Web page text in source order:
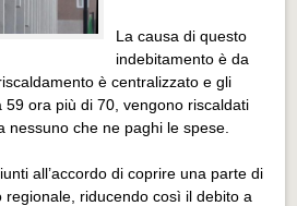
La causa di questo
indebitamento è da
è centralizzato e gli
ora più di 70, vengono riscaldati
nessuno che ne paghi le spese.
all’accordo di coprire una parte di
riducendo così il debito a